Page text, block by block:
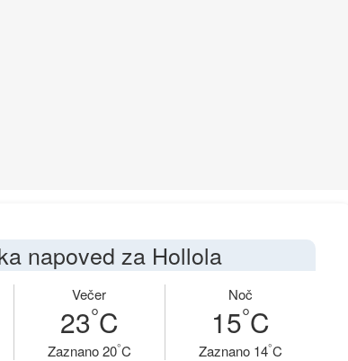
napoved za Hollola
Večer
23°C
Zaznano 20°C
Noč
15°C
Zaznano 14°C